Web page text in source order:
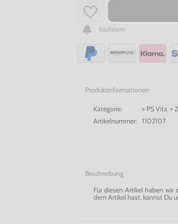
Kaufalarm
Produktinformationen
Kategorie:
> PS Vita >
Artikelnummer:
1102107
Beschreibung
Für diesen Artikel haben wir
dem Artikel hast, kannst Du